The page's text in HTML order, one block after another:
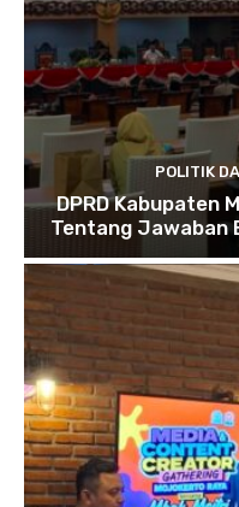
POLITIK
DPRD Kabupaten
Tentang Jawaban